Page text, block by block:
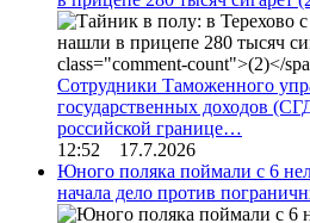
Сотрудники Таможенного
государственных доходов
российской границе…
12:52 17.7.2026
Юного поляка поймали с 6
начала дело против